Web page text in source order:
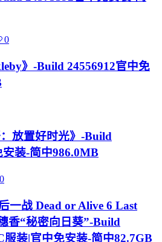
0
》-Build 24556912官中免
：放置好时光》-Build
安装-简中986.0MB
一战 Dead or Alive 6 Last
香“秘密向日葵”-Build
服装|官中免安装-简中82.7GB